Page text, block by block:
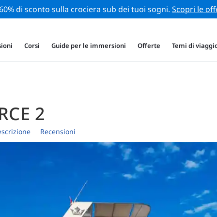
di sconto sulla crociera sub dei tuoi sogni. Scopri le
Corsi Guide per le immersioni Offerte Temi di
2
Recensioni